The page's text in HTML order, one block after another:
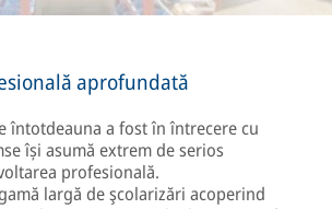
aprofundată
întotdeauna a fost în întrecere cu
își asumă extrem de serios
profesională.
largă de şcolarizări acoperind